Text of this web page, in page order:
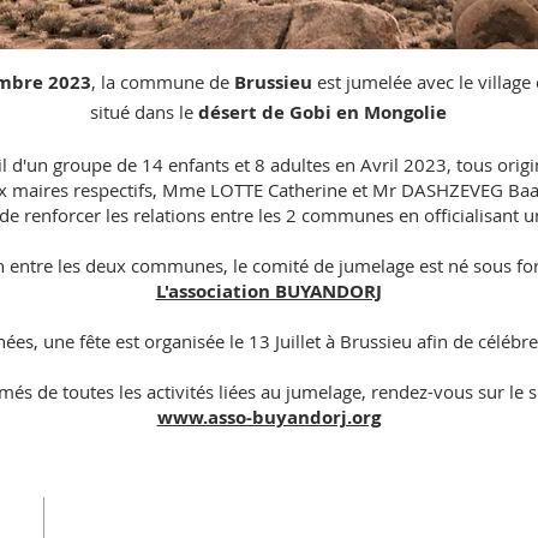
2023, la commune de Brussieu est jumelée avec le
situé dans le désert de Gobi en Mongolie
d'un groupe de 14 enfants et 8 adultes en Avril 2023, tous
maires respectifs, Mme LOTTE Catherine et Mr DASHZEVEG
renforcer les relations entre les 2 communes en officialisant
entre les deux communes, le comité de jumelage est né sous
L'association BUYANDORJ
une fête est organisée le 13 Juillet à Brussieu afin de
de toutes les activités liées au jumelage, rendez-vous sur le
www.asso-buyandorj.org